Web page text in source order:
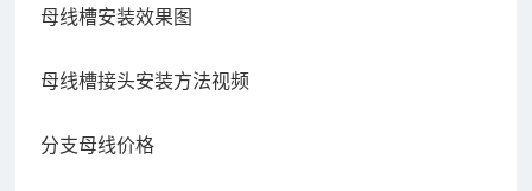
母线槽安装效果图
母线槽接头安装方法视频
分支母线价格